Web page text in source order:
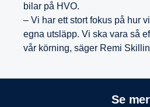
bilar på HVO.
– Vi har ett stort fokus på hur
egna utsläpp. Vi ska vara så
vår körning, säger Remi
Se mer